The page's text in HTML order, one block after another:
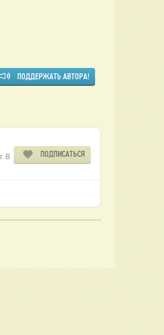
ПОДДЕРЖАТЬ АВТОРА!
В
ПОДПИСАТЬСЯ